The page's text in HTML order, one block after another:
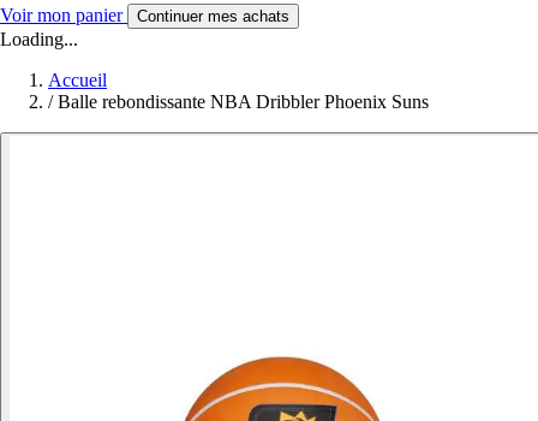
Voir mon panier Continuer mes achats
Loading...
Accueil
/ Balle rebondissante NBA Dribbler Phoenix Suns